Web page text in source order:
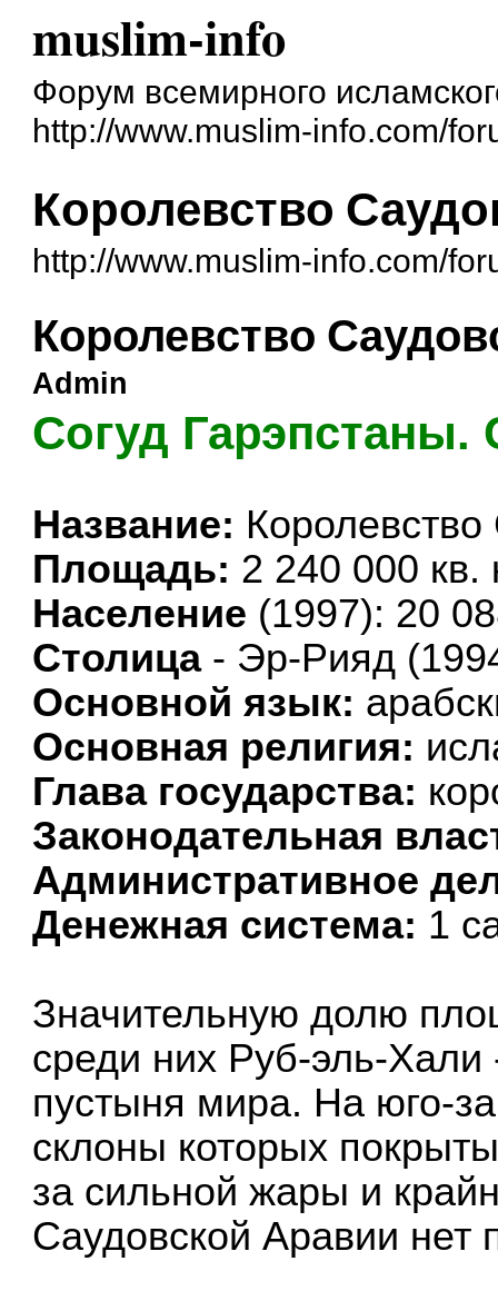
muslim-info
Форум всемирного
http://www.muslim-info.com/
Королевство
http://www.muslim-info.com/
Королевство
Admin
Согуд Гарэпстаны.
Название:
Площадь: 2 240 000 кв.
Население (1997): 20
Столица - Эр-Рияд
Основной язык:
Основная религия:
Глава государства:
Законодательная
Административное
Денежная система: 1
Значительную долю
среди них Руб-эль-
пустыня мира. На юго-
склоны которых
за сильной жары и
Саудовской Аравии нет